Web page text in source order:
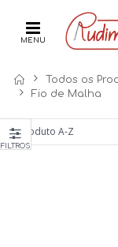
MENU
Todos os
Fio de Malha
FILTROS